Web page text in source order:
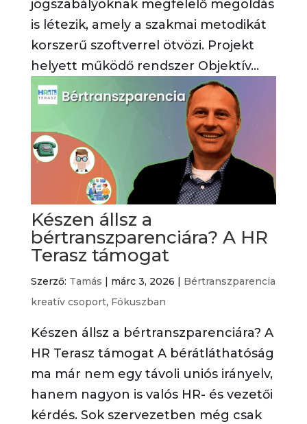
jogszabályoknak megfelelő megoldás
is létezik, amely a szakmai metodikát
korszerű szoftverrel ötvözi. Projekt
helyett működő rendszer Objektív...
Készen állsz a
bértranszparenciára? A HR
Terasz támogat
Szerző: Tamás | márc 3, 2026 | Bértranszparencia
kreatív csoport, Fókuszban
Készen állsz a bértranszparenciára? A
HR Terasz támogat A bérátláthatóság
ma már nem egy távoli uniós irányelv,
hanem nagyon is valós HR- és vezetői
kérdés. Sok szervezetben még csak